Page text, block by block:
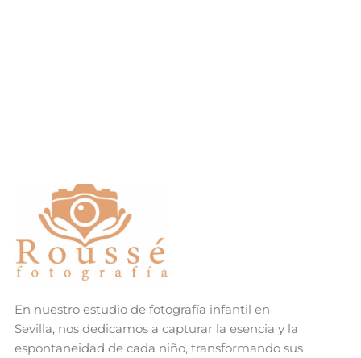
En nuestro estudio de fotografía infantil en
Sevilla, nos dedicamos a capturar la esencia y la
espontaneidad de cada niño, transformando sus